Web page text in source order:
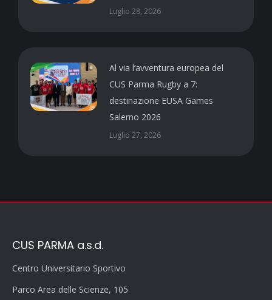
Luglio 28, 2026
Al via l’avventura europea del
CUS Parma Rugby a 7:
destinazione EUSA Games
Salerno 2026
Luglio 27, 2026
CUS PARMA a.s.d.
Centro Universitario Sportivo
Parco Area delle Scienze, 105